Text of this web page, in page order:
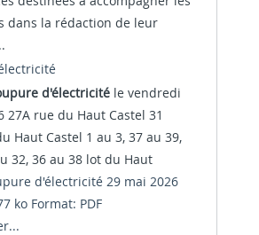
dans la rédaction de leur
d'électricité le vendredi
27A rue du Haut Castel 31
Haut Castel 1 au 3, 37 au 39,
32, 36 au 38 lot du Haut
d'électricité 29 mai 2026
ko Format: PDF